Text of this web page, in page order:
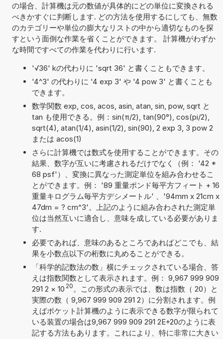
の場合、計算機は元の数値が具体的にどの単位に変換される
べきかすぐに判断します. どの方法を使用するにしても、無数
のカテゴリーや単位の膨大なリストの中から適切なものを探
すという面倒な作業を省くことができます。 計算機がわずか
な時間ですべての作業を代わりに行います.
'√36' kの代わりに 'sqrt 36' と書くこともできます。
'4^3' の代わりに '4 exp 3' や '4 pow 3' と書くことも
できます。
数学関数 exp, cos, acos, asin, atan, sin, pow, sqrt と
tan も使用できる。例：sin(π/2), tan(90°), cos(pi/2),
sqrt(4), atan(1/4), asin(1/2), sin(90), 2 exp 3, 3 pow 2
または acos(1)
さらに計算機では数式を使用することができます。その
結果、数字が互いに考慮されるだけでなく（例： '42 *
68 psf'）、変換に異なった測定単位を組み合わせるこ
とができます。例： '89 重量ポンド毎平方フィート + 16
重量キログラム毎平方デシメートル' 、'94mm x 21cm x
47dm = ? cm^3'。上記のように組み合わされた測定単
位は当然互いに適合し、意味を成している必要がありま
す.
必要であれば、意味のあるところであればどこでも、結
果を小数点以下の桁数に丸めることができる。
「科学的記数法の数」横にチェックされている場合、答
えは指数関数として表示されます。例： 9,967 999 909
291 2 × 10 20 。この形式の表示では、数は指数（ 20）と
実際の数（ 9,967 999 909 291 2）に分割されます。例
えばポケット計算機のように表示できる数字が限られて
いる装置の場合は9,967 999 909 291 2E+20のように表
記する方法もあります。これにより、特に非常に大きい